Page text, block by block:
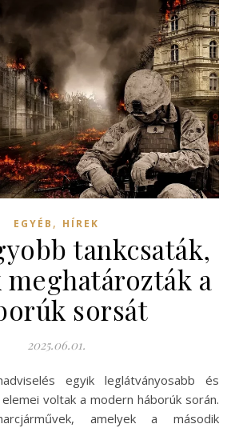
EGYÉB , HÍREK
tankcsaták,
meghatározták a
sorsát
2025.06.01.
voltak a modern háborúk során.
amelyek a második